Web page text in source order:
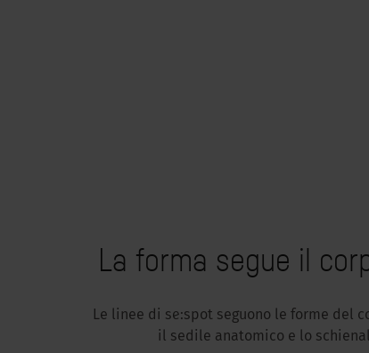
La forma segue il
Le linee di se:spot seguono le forme del
il sedile anatomico e lo